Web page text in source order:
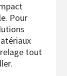
Pour
tout